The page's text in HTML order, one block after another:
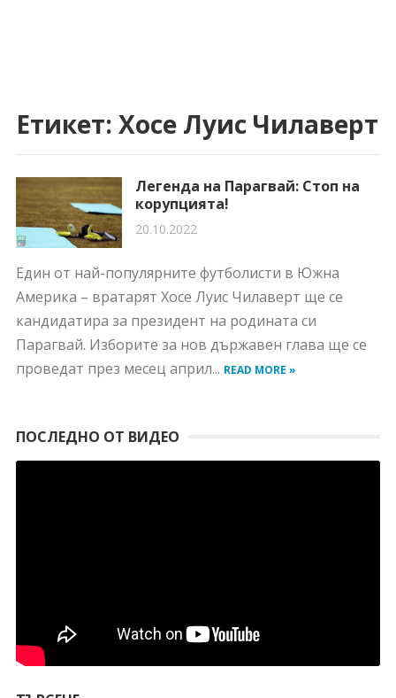
Етикет: Хосе Луис Чилаверт
Легенда на Парагвай: Стоп на
корупцията!
20.10.2022
Един от най-популярните футболисти в Южна
Америка – вратарят Хосе Луис Чилаверт ще се
кандидатира за президент на родината си
Парагвай. Изборите за нов държавен глава ще се
проведат през месец април... READ MORE »
ПОСЛЕДНО ОТ ВИДЕО